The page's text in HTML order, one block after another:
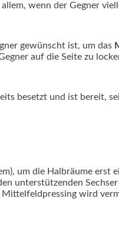
wenn der Gegner
gewünscht ist, um das
auf die Seite zu
besetzt und ist bereit,
um die Halbräume erst
unterstützenden
wird